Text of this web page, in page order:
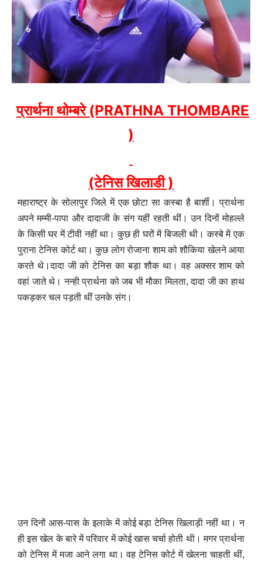
प्रार्थना थोम्बरे (PRATHNA THOMBARE
)
(टेनिस खिलाडी )
महाराष्ट्र के सोलापुर जिले में एक छोटा सा कस्बा है बार्शी। प्रार्थना
अपने मम्मी-पापा और दादाजी के संग यहीं रहती थीं। उन दिनों मोहल्ले
के किसी घर में टीवी नहीं था। कुछ ही घरों में बिजली थी। कस्बे में एक
पुराना टेनिस कोर्ट था। कुछ लोग रोजाना शाम को शौकिया खेलने आया
करते थे।दादा जी को टेनिस का बड़ा शौक था। वह अक्सर शाम को
वहां जाते थे। नन्ही प्रार्थना को जब भी मौका मिलता, दादा जी का हाथ
पकड़कर चल पड़ती थीं उनके संग।
उन दिनों आस-पास के इलाके में कोई बड़ा टेनिस खिलाड़ी नहीं था। न
ही इस खेल के बारे में परिवार में कोई खास चर्चा होती थी। मगर प्रार्थना
को टेनिस में मजा आने लगा था। वह टेनिस कोर्ट में खेलना चाहती थीं,